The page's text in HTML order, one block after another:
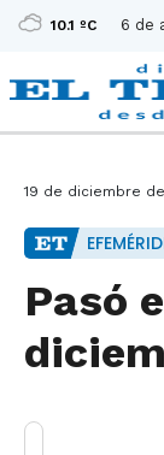
10.1 ºC 6 de
19 de diciembre
Pasó